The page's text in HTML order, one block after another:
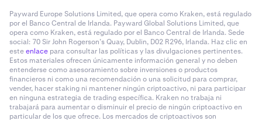
Payward Europe Solutions Limited, que opera como Kraken, está regulado
por el Banco Central de Irlanda. Payward Global Solutions Limited, que
opera como Kraken, está regulado por el Banco Central de Irlanda. Sede
social: 70 Sir John Rogerson’s Quay, Dublin, D02 R296, Irlanda. Haz clic en
esteenlace para consultar las políticas y las divulgaciones pertinentes.
Estos materiales ofrecen únicamente información general y no deben
entenderse como asesoramiento sobre inversiones o productos
financieros ni como una recomendación o una solicitud para comprar,
vender, hacer staking ni mantener ningún criptoactivo, ni para participar
en ninguna estrategia de trading específica. Kraken no trabaja ni
trabajará para aumentar o disminuir el precio de ningún criptoactivo en
particular de los que ofrece. Los mercados de criptoactivos son